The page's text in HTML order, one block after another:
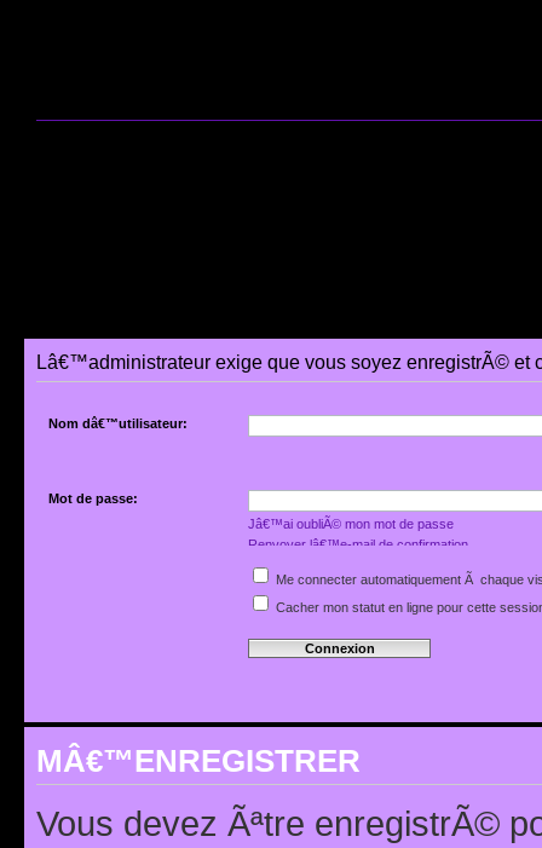
Lâ€™administrateur exige que vous soyez enregistrÃ©
Nom dâ€™utilisateur:
Mot de passe:
Jâ€™ai oubliÃ© mon mot de passe
Renvoyer lâ€™e-mail de confirmation
Me connecter automatiquement Ã chaque
Cacher mon statut en ligne pour cette
MÂ€™ENREGISTRER
Vous devez Ãªtre enregistrÃ©